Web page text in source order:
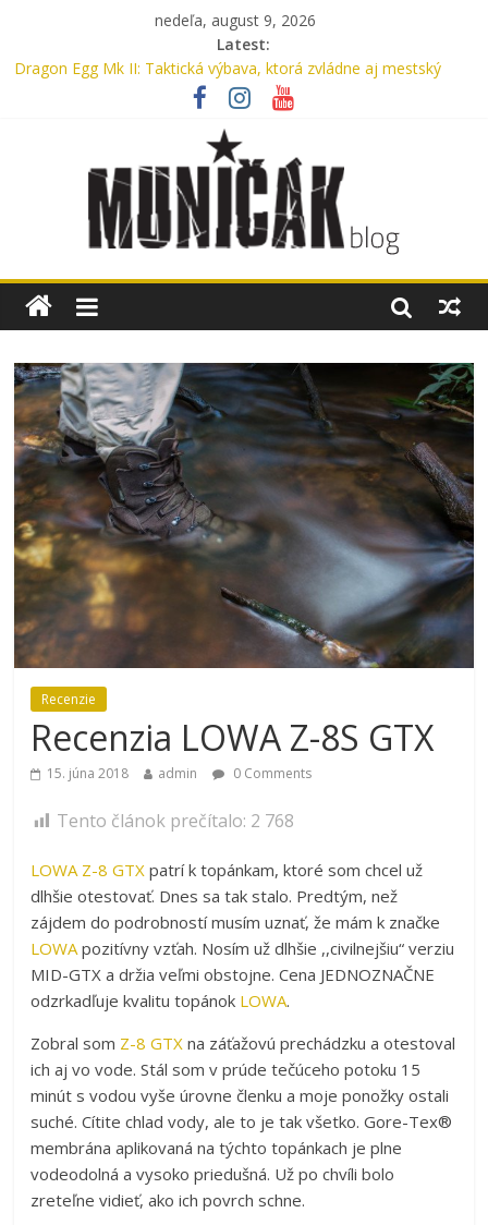
nedeľa, august 9, 2026
Latest:
Dragon Egg Mk II: Taktická výbava, ktorá zvládne aj mestský
Legenda, ktorú nosíme každý deň: UTP nohavice od Helikon-Tex
Oxford, Nylon alebo Cordura? Kompletný sprievodca výberom
materiálu pre batohy a tašky
Myslíte si, že máte v aute lekárničku? V skutočnosti nemáte.
Bennon Nero High: Taktické topánky, ktoré ťa podržia v
Recenzie
Recenzia LOWA Z-8S GTX
15. júna 2018 admin 0 Comments
Tento článok prečítalo: 2 768
LOWA Z-8 GTX patrí k topánkam, ktoré som chcel už
dlhšie otestovať. Dnes sa tak stalo. Predtým, než
zájdem do podrobností musím uznať, že mám k značke
LOWA pozitívny vzťah. Nosím už dlhšie ,,civilnejšiu“ verziu
MID-GTX a držia veľmi obstojne. Cena JEDNOZNAČNE
odzrkadľuje kvalitu topánok LOWA.
Zobral som Z-8 GTX na záťažovú prechádzku a otestoval
ich aj vo vode. Stál som v prúde tečúceho potoku 15
minút s vodou vyše úrovne členku a moje ponožky ostali
suché. Cítite chlad vody, ale to je tak všetko. Gore-Tex®
membrána aplikovaná na týchto topánkach je plne
vodeodolná a vysoko priedušná. Už po chvíli bolo
zreteľne vidieť, ako ich povrch schne.